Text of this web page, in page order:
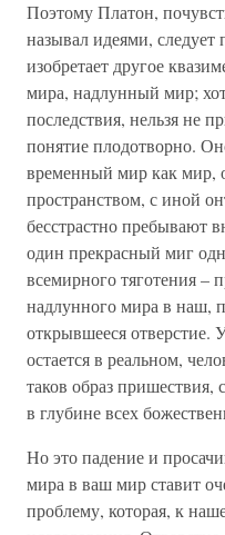
Поэтому Платон,
называл идеями,
изобретает другое
мира, надлунный мир;
последствия, нельзя не
понятие плодотворно.
временный мир как
пространством, с иной
бесстрастно пребывают
один прекрасный миг
всемирного тяготения –
надлунного мира в наш,
открывшееся отверстие.
остается в реальном,
таков образ
в глубине всех
Но это падение и
мира в ваш мир ставит
проблему, которая, к